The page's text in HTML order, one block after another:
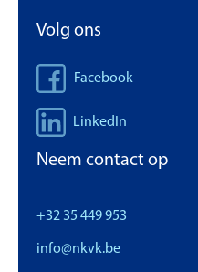
Volg ons
Facebook
LinkedIn
Neem contact op
+32 35 449 953
info@nkvk.be